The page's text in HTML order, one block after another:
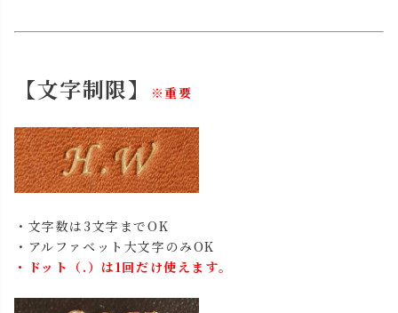
【文字制限】 ※重要
・文字数は3文字までOK
・アルファベット大文字のみOK
・ドット（.）は1回だけ使えます。